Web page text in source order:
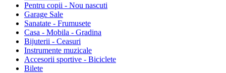
Pentru copii - Nou nascuti
Garage Sale
Sanatate - Frumusete
Casa - Mobila - Gradina
Bijuterii - Ceasuri
Instrumente muzicale
Accesorii sportive - Biciclete
Bilete